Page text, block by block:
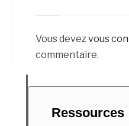
Vous devezvous
commentaire.
Ressources